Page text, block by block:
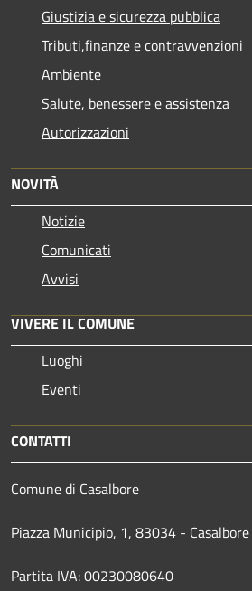
Giustizia e sicurezza pubblica
Tributi,finanze e contravvenzioni
Ambiente
Salute, benessere e assistenza
Autorizzazioni
NOVITÀ
Notizie
Comunicati
Avvisi
VIVERE IL COMUNE
Luoghi
Eventi
CONTATTI
Comune di Casalbore
Piazza Municipio, 1, 83034 - Casalbore
Partita IVA: 00230080640